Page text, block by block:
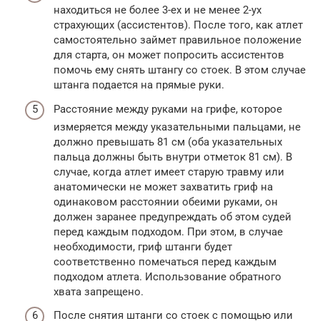
находиться не более 3-ех и не менее 2-ух
страхующих (ассистентов). После того, как атлет
самостоятельно займет правильное положение
для старта, он может попросить ассистентов
помочь ему снять штангу со стоек. В этом случае
штанга подается на прямые руки.
Расстояние между руками на грифе, которое
измеряется между указательными пальцами, не
должно превышать 81 см (оба указательных
пальца должны быть внутри отметок 81 см). В
случае, когда атлет имеет старую травму или
анатомически не может захватить гриф на
одинаковом расстоянии обеими руками, он
должен заранее предупреждать об этом судей
перед каждым подходом. При этом, в случае
необходимости, гриф штанги будет
соответственно помечаться перед каждым
подходом атлета. Использование обратного
хвата запрещено.
После снятия штанги со стоек с помощью или